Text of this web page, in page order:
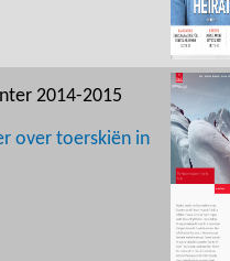
2014-2015
over toerskiën in